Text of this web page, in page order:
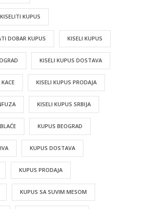
KUPUS
DOBAR KUPUS KISELI KUPUS
KISELI KUPUS DOSTAVA
KISELI KUPUS PRODAJA
KISELI KUPUS SRBIJA
KUPUS BEOGRAD
KUPUS DOSTAVA
KUPUS PRODAJA
KUPUS SA SUVIM MESOM